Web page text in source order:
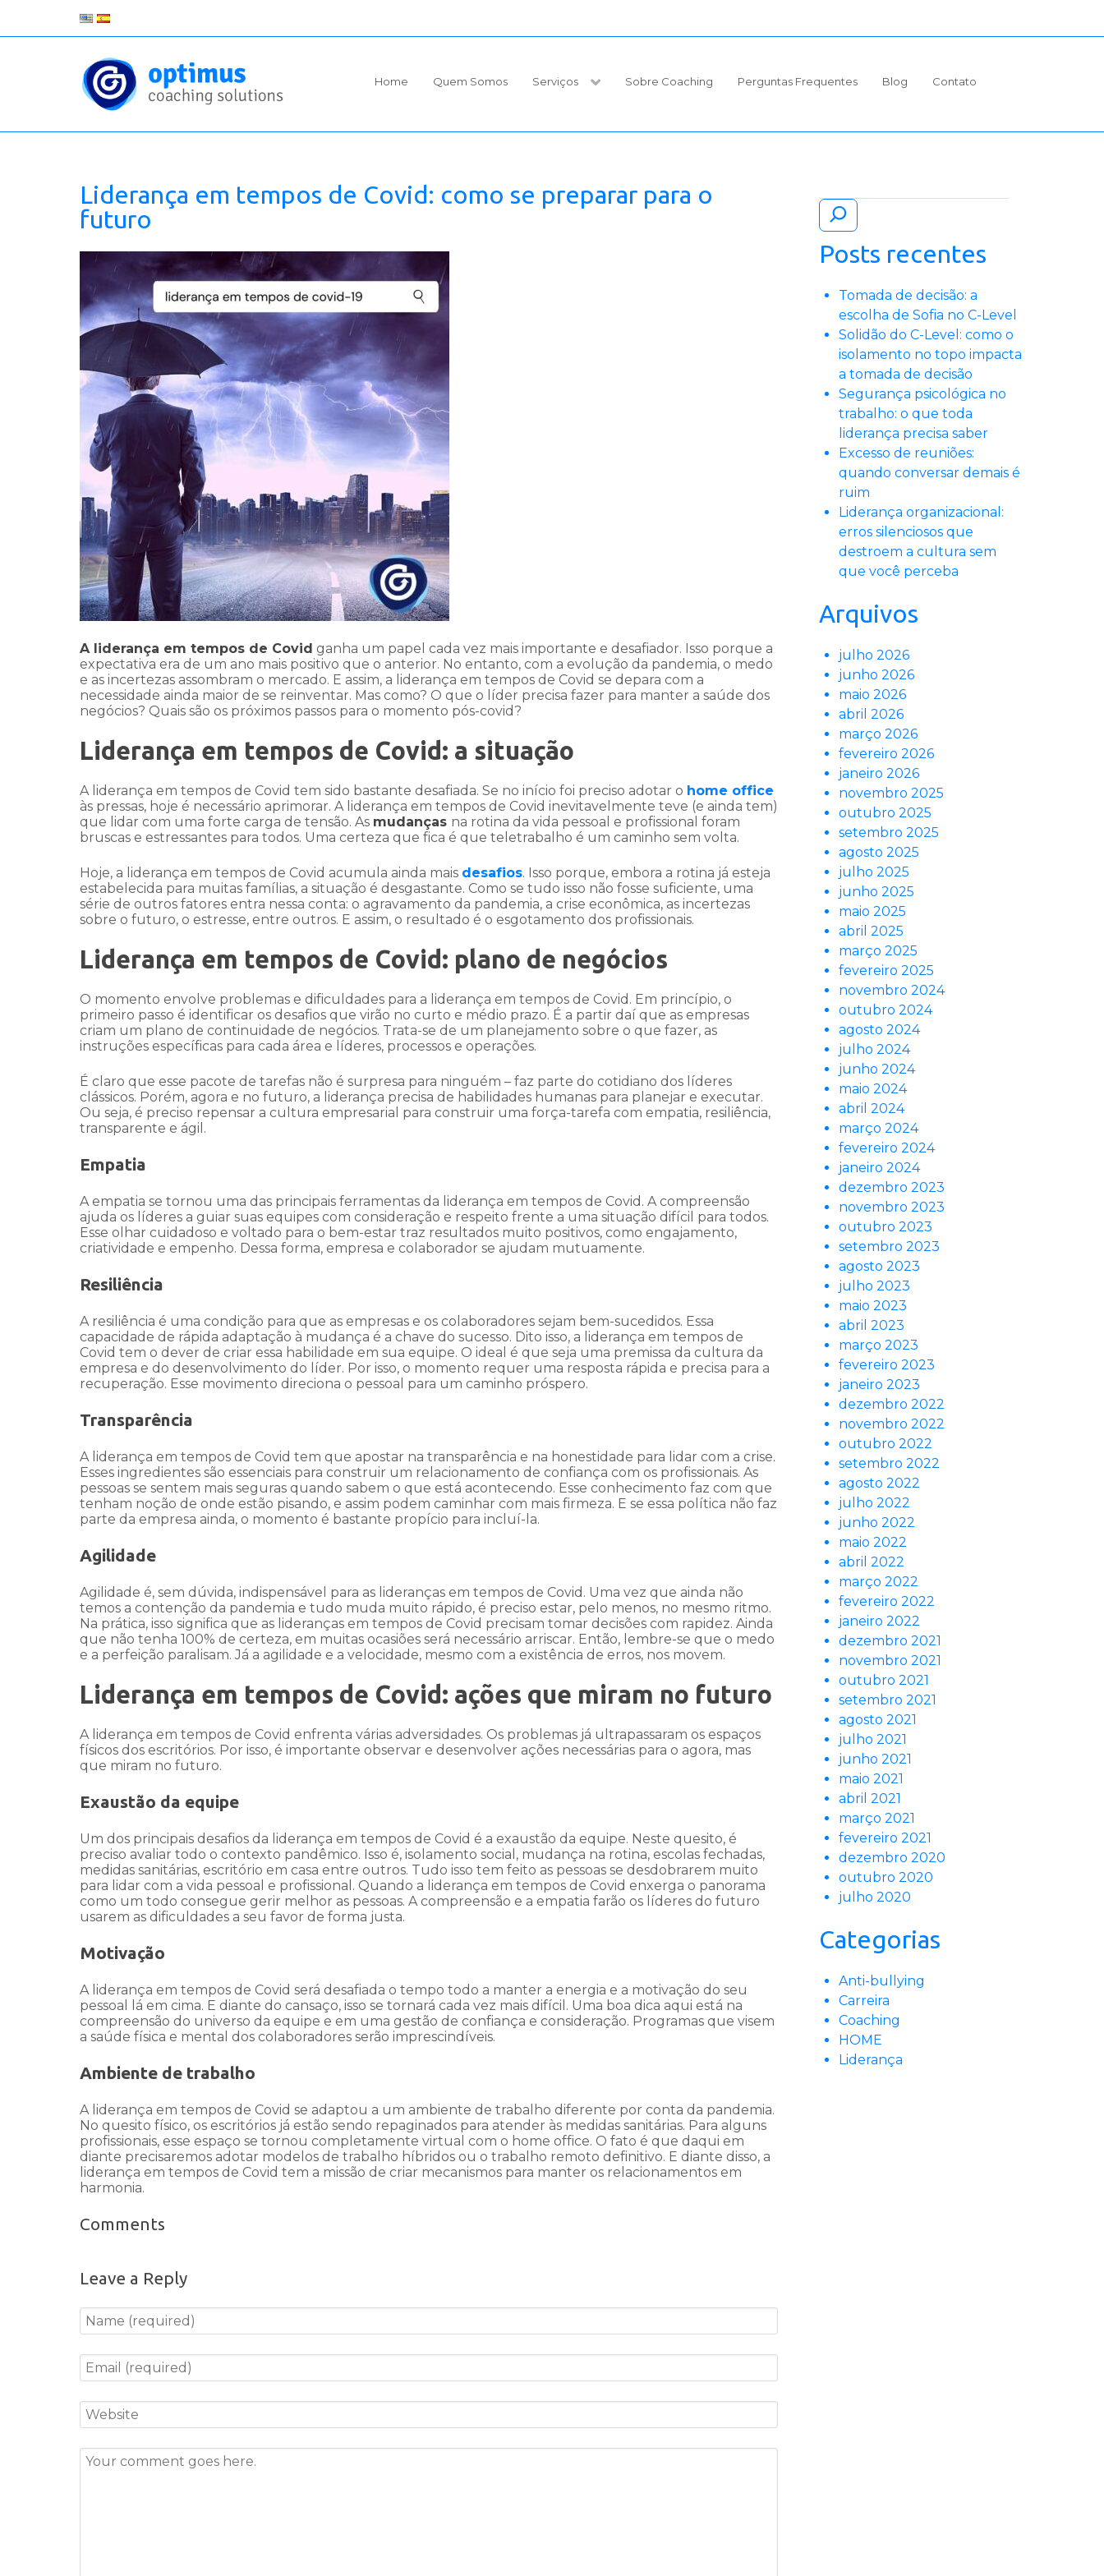
Home Quem Somos Serviços Sobre Coaching Perguntas Frequentes Blog Contato
Liderança em tempos de Covid: como se preparar para o
futuro
A liderança em tempos de Covid ganha um papel cada vez mais importante e desafiador. Isso porque a
expectativa era de um ano mais positivo que o anterior. No entanto, com a evolução da pandemia, o medo
e as incertezas assombram o mercado. E assim, a liderança em tempos de Covid se depara com a
necessidade ainda maior de se reinventar. Mas como? O que o líder precisa fazer para manter a saúde dos
negócios? Quais são os próximos passos para o momento pós-covid?
Liderança em tempos de Covid: a situação
A liderança em tempos de Covid tem sido bastante desafiada. Se no início foi preciso adotar o home office
às pressas, hoje é necessário aprimorar. A liderança em tempos de Covid inevitavelmente teve (e ainda tem)
que lidar com uma forte carga de tensão. As mudanças na rotina da vida pessoal e profissional foram
bruscas e estressantes para todos. Uma certeza que fica é que teletrabalho é um caminho sem volta.
Hoje, a liderança em tempos de Covid acumula ainda mais desafios. Isso porque, embora a rotina já esteja
estabelecida para muitas famílias, a situação é desgastante. Como se tudo isso não fosse suficiente, uma
série de outros fatores entra nessa conta: o agravamento da pandemia, a crise econômica, as incertezas
sobre o futuro, o estresse, entre outros. E assim, o resultado é o esgotamento dos profissionais.
Liderança em tempos de Covid: plano de negócios
O momento envolve problemas e dificuldades para a liderança em tempos de Covid. Em princípio, o
primeiro passo é identificar os desafios que virão no curto e médio prazo. É a partir daí que as empresas
criam um plano de continuidade de negócios. Trata-se de um planejamento sobre o que fazer, as
instruções específicas para cada área e líderes, processos e operações.
É claro que esse pacote de tarefas não é surpresa para ninguém – faz parte do cotidiano dos líderes
clássicos. Porém, agora e no futuro, a liderança precisa de habilidades humanas para planejar e executar.
Ou seja, é preciso repensar a cultura empresarial para construir uma força-tarefa com empatia, resiliência,
transparente e ágil.
Empatia
A empatia se tornou uma das principais ferramentas da liderança em tempos de Covid. A compreensão
ajuda os líderes a guiar suas equipes com consideração e respeito frente a uma situação difícil para todos.
Esse olhar cuidadoso e voltado para o bem-estar traz resultados muito positivos, como engajamento,
criatividade e empenho. Dessa forma, empresa e colaborador se ajudam mutuamente.
Resiliência
A resiliência é uma condição para que as empresas e os colaboradores sejam bem-sucedidos. Essa
capacidade de rápida adaptação à mudança é a chave do sucesso. Dito isso, a liderança em tempos de
Covid tem o dever de criar essa habilidade em sua equipe. O ideal é que seja uma premissa da cultura da
empresa e do desenvolvimento do líder. Por isso, o momento requer uma resposta rápida e precisa para a
recuperação. Esse movimento direciona o pessoal para um caminho próspero.
Transparência
A liderança em tempos de Covid tem que apostar na transparência e na honestidade para lidar com a crise.
Esses ingredientes são essenciais para construir um relacionamento de confiança com os profissionais. As
pessoas se sentem mais seguras quando sabem o que está acontecendo. Esse conhecimento faz com que
tenham noção de onde estão pisando, e assim podem caminhar com mais firmeza. E se essa política não faz
parte da empresa ainda, o momento é bastante propício para incluí-la.
Agilidade
Agilidade é, sem dúvida, indispensável para as lideranças em tempos de Covid. Uma vez que ainda não
temos a contenção da pandemia e tudo muda muito rápido, é preciso estar, pelo menos, no mesmo ritmo.
Na prática, isso significa que as lideranças em tempos de Covid precisam tomar decisões com rapidez. Ainda
que não tenha 100% de certeza, em muitas ocasiões será necessário arriscar. Então, lembre-se que o medo
e a perfeição paralisam. Já a agilidade e a velocidade, mesmo com a existência de erros, nos movem.
Liderança em tempos de Covid: ações que miram no futuro
A liderança em tempos de Covid enfrenta várias adversidades. Os problemas já ultrapassaram os espaços
físicos dos escritórios. Por isso, é importante observar e desenvolver ações necessárias para o agora, mas
que miram no futuro.
Exaustão da equipe
Um dos principais desafios da liderança em tempos de Covid é a exaustão da equipe. Neste quesito, é
preciso avaliar todo o contexto pandêmico. Isso é, isolamento social, mudança na rotina, escolas fechadas,
medidas sanitárias, escritório em casa entre outros. Tudo isso tem feito as pessoas se desdobrarem muito
para lidar com a vida pessoal e profissional. Quando a liderança em tempos de Covid enxerga o panorama
como um todo consegue gerir melhor as pessoas. A compreensão e a empatia farão os líderes do futuro
usarem as dificuldades a seu favor de forma justa.
Motivação
A liderança em tempos de Covid será desafiada o tempo todo a manter a energia e a motivação do seu
pessoal lá em cima. E diante do cansaço, isso se tornará cada vez mais difícil. Uma boa dica aqui está na
compreensão do universo da equipe e em uma gestão de confiança e consideração. Programas que visem
a saúde física e mental dos colaboradores serão imprescindíveis.
Ambiente de trabalho
A liderança em tempos de Covid se adaptou a um ambiente de trabalho diferente por conta da pandemia.
No quesito físico, os escritórios já estão sendo repaginados para atender às medidas sanitárias. Para alguns
profissionais, esse espaço se tornou completamente virtual com o home office. O fato é que daqui em
diante precisaremos adotar modelos de trabalho híbridos ou o trabalho remoto definitivo. E diante disso, a
liderança em tempos de Covid tem a missão de criar mecanismos para manter os relacionamentos em
harmonia.
Comments
Leave a Reply
Posts recentes
Tomada de decisão: a
escolha de Sofia no C-Level
Solidão do C-Level: como o
isolamento no topo impacta
a tomada de decisão
Segurança psicológica no
trabalho: o que toda
liderança precisa saber
Excesso de reuniões:
quando conversar demais é
ruim
Liderança organizacional:
erros silenciosos que
destroem a cultura sem
que você perceba
Arquivos
julho 2026
junho 2026
maio 2026
abril 2026
março 2026
fevereiro 2026
janeiro 2026
novembro 2025
outubro 2025
setembro 2025
agosto 2025
julho 2025
junho 2025
maio 2025
abril 2025
março 2025
fevereiro 2025
novembro 2024
outubro 2024
agosto 2024
julho 2024
junho 2024
maio 2024
abril 2024
março 2024
fevereiro 2024
janeiro 2024
dezembro 2023
novembro 2023
outubro 2023
setembro 2023
agosto 2023
julho 2023
maio 2023
abril 2023
março 2023
fevereiro 2023
janeiro 2023
dezembro 2022
novembro 2022
outubro 2022
setembro 2022
agosto 2022
julho 2022
junho 2022
maio 2022
abril 2022
março 2022
fevereiro 2022
janeiro 2022
dezembro 2021
novembro 2021
outubro 2021
setembro 2021
agosto 2021
julho 2021
junho 2021
maio 2021
abril 2021
março 2021
fevereiro 2021
dezembro 2020
outubro 2020
julho 2020
Categorias
Anti-bullying
Carreira
Coaching
HOME
Liderança